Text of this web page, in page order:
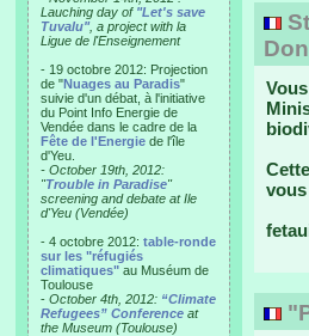
Lauching day of "Let's save
Tuvalu", a project with la
Ligue de l'Enseignement
- 19 octobre 2012: Projection
de "Nuages au Paradis"
suivie d'un débat, à l'initiative
du Point Info Energie de
Vendée dans le cadre de la
Fête de l'Energie de l'île
d'Yeu.
- October 19th, 2012:
"Trouble in Paradise"
screening and debate at Ile
d'Yeu (Vendée)
- 4 octobre 2012: table-ronde
sur les "réfugiés
climatiques" au Muséum de
Toulouse
- October 4th, 2012: “Climate
Refugees” Conference at
the Museum (Toulouse)